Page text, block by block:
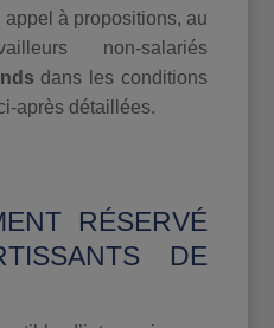
appel à propositions, au
non-salariés
dans les conditions
après détaillées.
RÉSERVÉ
DE